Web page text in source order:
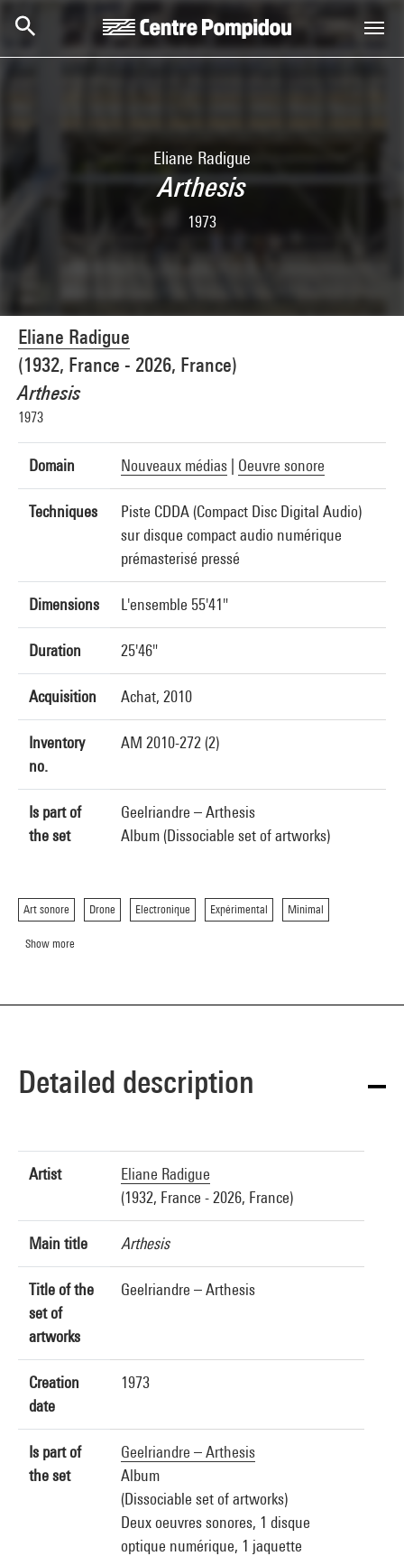
Eliane Radigue
Arthesis
1973
Eliane Radigue
(1932, France - 2026, France)
Arthesis
1973
Domain Nouveaux médias Oeuvre sonore
Techniques
Piste CDDA (Compact Disc Digital Audio)
sur disque compact audio numérique
prémasterisé pressé
Dimensions L'ensemble 55'41"
Duration 25'46"
Acquisition Achat, 2010
Inventory
no.
AM 2010-272 (2)
Is part of
the set
Geelriandre – Arthesis
Album (Dissociable set of artworks)
Art sonore Drone Electronique Expérimental Minimal
Show more
Detailed description
Artist
Eliane Radigue
(1932, France - 2026, France)
Main title Arthesis
Title of the
set of
artworks
Geelriandre – Arthesis
Creation
date
1973
Is part of
the set
Geelriandre – Arthesis
Album
(Dissociable set of artworks)
Deux oeuvres sonores, 1 disque
optique numérique, 1 jaquette